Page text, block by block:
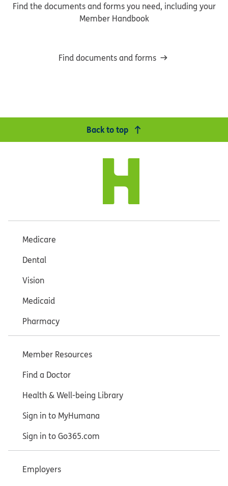
Find the documents and forms you need, including your
Member Handbook
Find documents and forms
Back to top
Medicare
Dental
Vision
Medicaid
Pharmacy
Member Resources
Find a Doctor
Health & Well-being Library
Sign in to MyHumana
Sign in to Go365.com
Employers